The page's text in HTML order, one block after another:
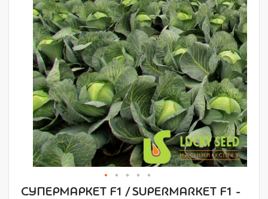
Перейти
СУПЕРМАРКЕТ F1 / SUPERMARKET F1 -